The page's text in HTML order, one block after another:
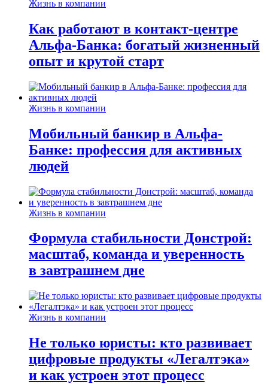
Жизнь в компании
Как работают в контакт-центре
Альфа-Банка: богатый жизненный
опыт и крутой старт
Жизнь в компании
Мобильный банкир в Альфа-
Банке: профессия для активных
людей
Жизнь в компании
Формула стабильности Донстрой:
масштаб, команда и уверенность
в завтрашнем дне
Жизнь в компании
Не только юристы: кто развивает
цифровые продукты «Легалтэка»
и как устроен этот процесс